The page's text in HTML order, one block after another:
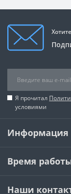
Я прочитал
условиями
Информация
Время
Наши